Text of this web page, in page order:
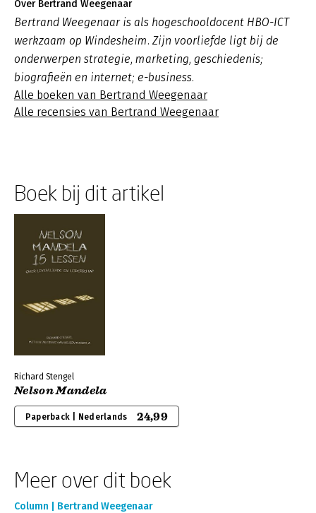
Over Bertrand Weegenaar
Bertrand Weegenaar is als hogeschooldocent HBO-ICT
werkzaam op Windesheim. Zijn voorliefde ligt bij de
onderwerpen strategie, marketing, geschiedenis;
biografieën en internet; e-business.
Alle boeken van Bertrand Weegenaar
Alle recensies van Bertrand Weegenaar
Boek bij dit artikel
Richard Stengel
Nelson Mandela
Paperback | Nederlands 24,99
Meer over dit boek
Column | Bertrand Weegenaar